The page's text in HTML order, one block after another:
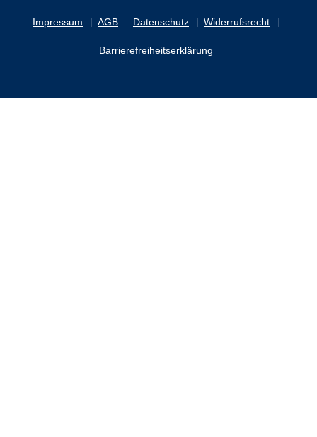
Impressum AGB Datenschutz Widerrufsrecht
Barrierefreiheitserklärung